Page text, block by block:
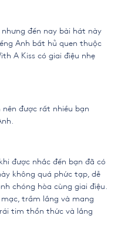
đến nay bài hát này
Anh bất hủ quen thuộc
A Kiss có giai điệu nhẹ
nên được rất nhiều bạn
được nhắc đến bạn đã có
không quá phức tạp, dễ
chóng hòa cùng giai điệu.
trầm lắng và mang
tim thổn thức và lắng